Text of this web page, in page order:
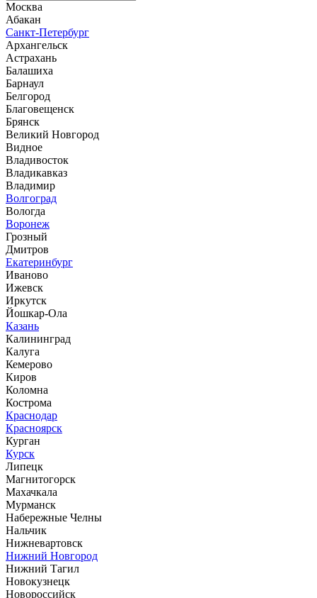
Москва
Абакан
Санкт-Петербург
Архангельск
Астрахань
Балашиха
Барнаул
Белгород
Благовещенск
Брянск
Великий Новгород
Видное
Владивосток
Владикавказ
Владимир
Волгоград
Вологда
Воронеж
Грозный
Дмитров
Екатеринбург
Иваново
Ижевск
Иркутск
Йошкар-Ола
Казань
Калининград
Калуга
Кемерово
Киров
Коломна
Кострома
Краснодар
Красноярск
Курган
Курск
Липецк
Магнитогорск
Махачкала
Мурманск
Набережные Челны
Нальчик
Нижневартовск
Нижний Новгород
Нижний Тагил
Новокузнецк
Новороссийск